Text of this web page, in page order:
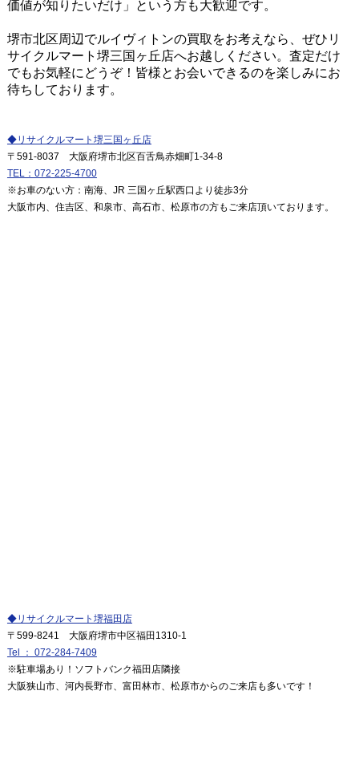
価値が知りたいだけ」という方も大歓迎です。
堺市北区周辺でルイヴィトンの買取をお考えなら、ぜひリ
サイクルマート堺三国ヶ丘店へお越しください。査定だけ
でもお気軽にどうぞ！皆様とお会いできるのを楽しみにお
待ちしております。
◆リサイクルマート堺三国ヶ丘店
〒591-8037 大阪府堺市北区百舌鳥赤畑町1-34-8
TEL：072-225-4700
※お車のない方：南海、JR 三国ヶ丘駅西口より徒歩3分
大阪市内、住吉区、和泉市、高石市、松原市の方もご来店頂いております。
◆リサイクルマート堺福田店
〒599-8241 大阪府堺市中区福田1310-1
Tel ： 072-284-7409
※駐車場あり！ソフトバンク福田店隣接
大阪狭山市、河内長野市、富田林市、松原市からのご来店も多いです！